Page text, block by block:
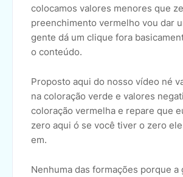
colocamos valores menores que
preenchimento vermelho vou dar
gente dá um clique fora
o conteúdo.
Proposto aqui do nosso vídeo né
na coloração verde e valores
coloração vermelha e repare que
zero aqui ó se você tiver o zero
em.
Nenhuma das formações porque a